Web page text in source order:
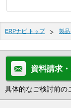
ERPナビ トップ 製品
資料請求
具体的なご検討前の